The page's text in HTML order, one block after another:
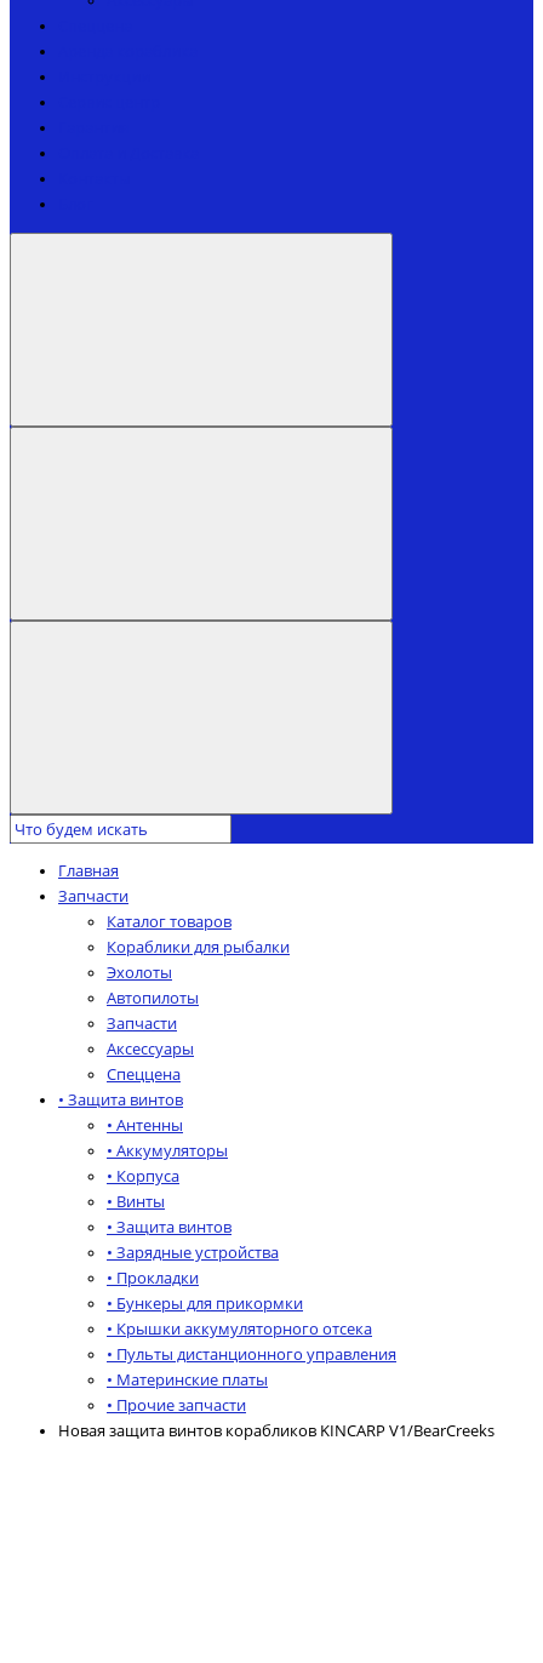
Главная
Запчасти
Каталог товаров
Кораблики для рыбалки
Эхолоты
Автопилоты
Запчасти
Аксессуары
Спеццена
• Защита винтов
• Антенны
• Аккумуляторы
• Корпуса
• Винты
• Защита винтов
• Зарядные устройства
• Прокладки
• Бункеры для прикормки
• Крышки аккумуляторного отсека
• Пульты дистанционного управления
• Материнские платы
• Прочие запчасти
Новая защита винтов корабликов KINCARP V1/BearCreeks